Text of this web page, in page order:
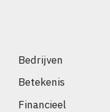
Bedrijven
Betekenis
Financieel